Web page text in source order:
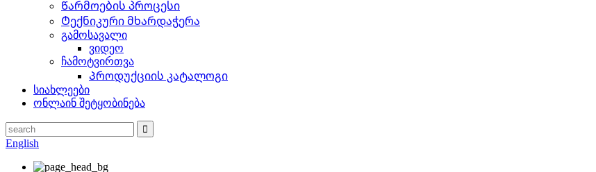
Წარმოების პროცესი
Ტექნიკური მხარდაჭერა
გამოსავალი
ვიდეო
ჩამოტვირთვა
Პროდუქციის კატალოგი
სიახლეები
ონლაინ შეტყობინება
English